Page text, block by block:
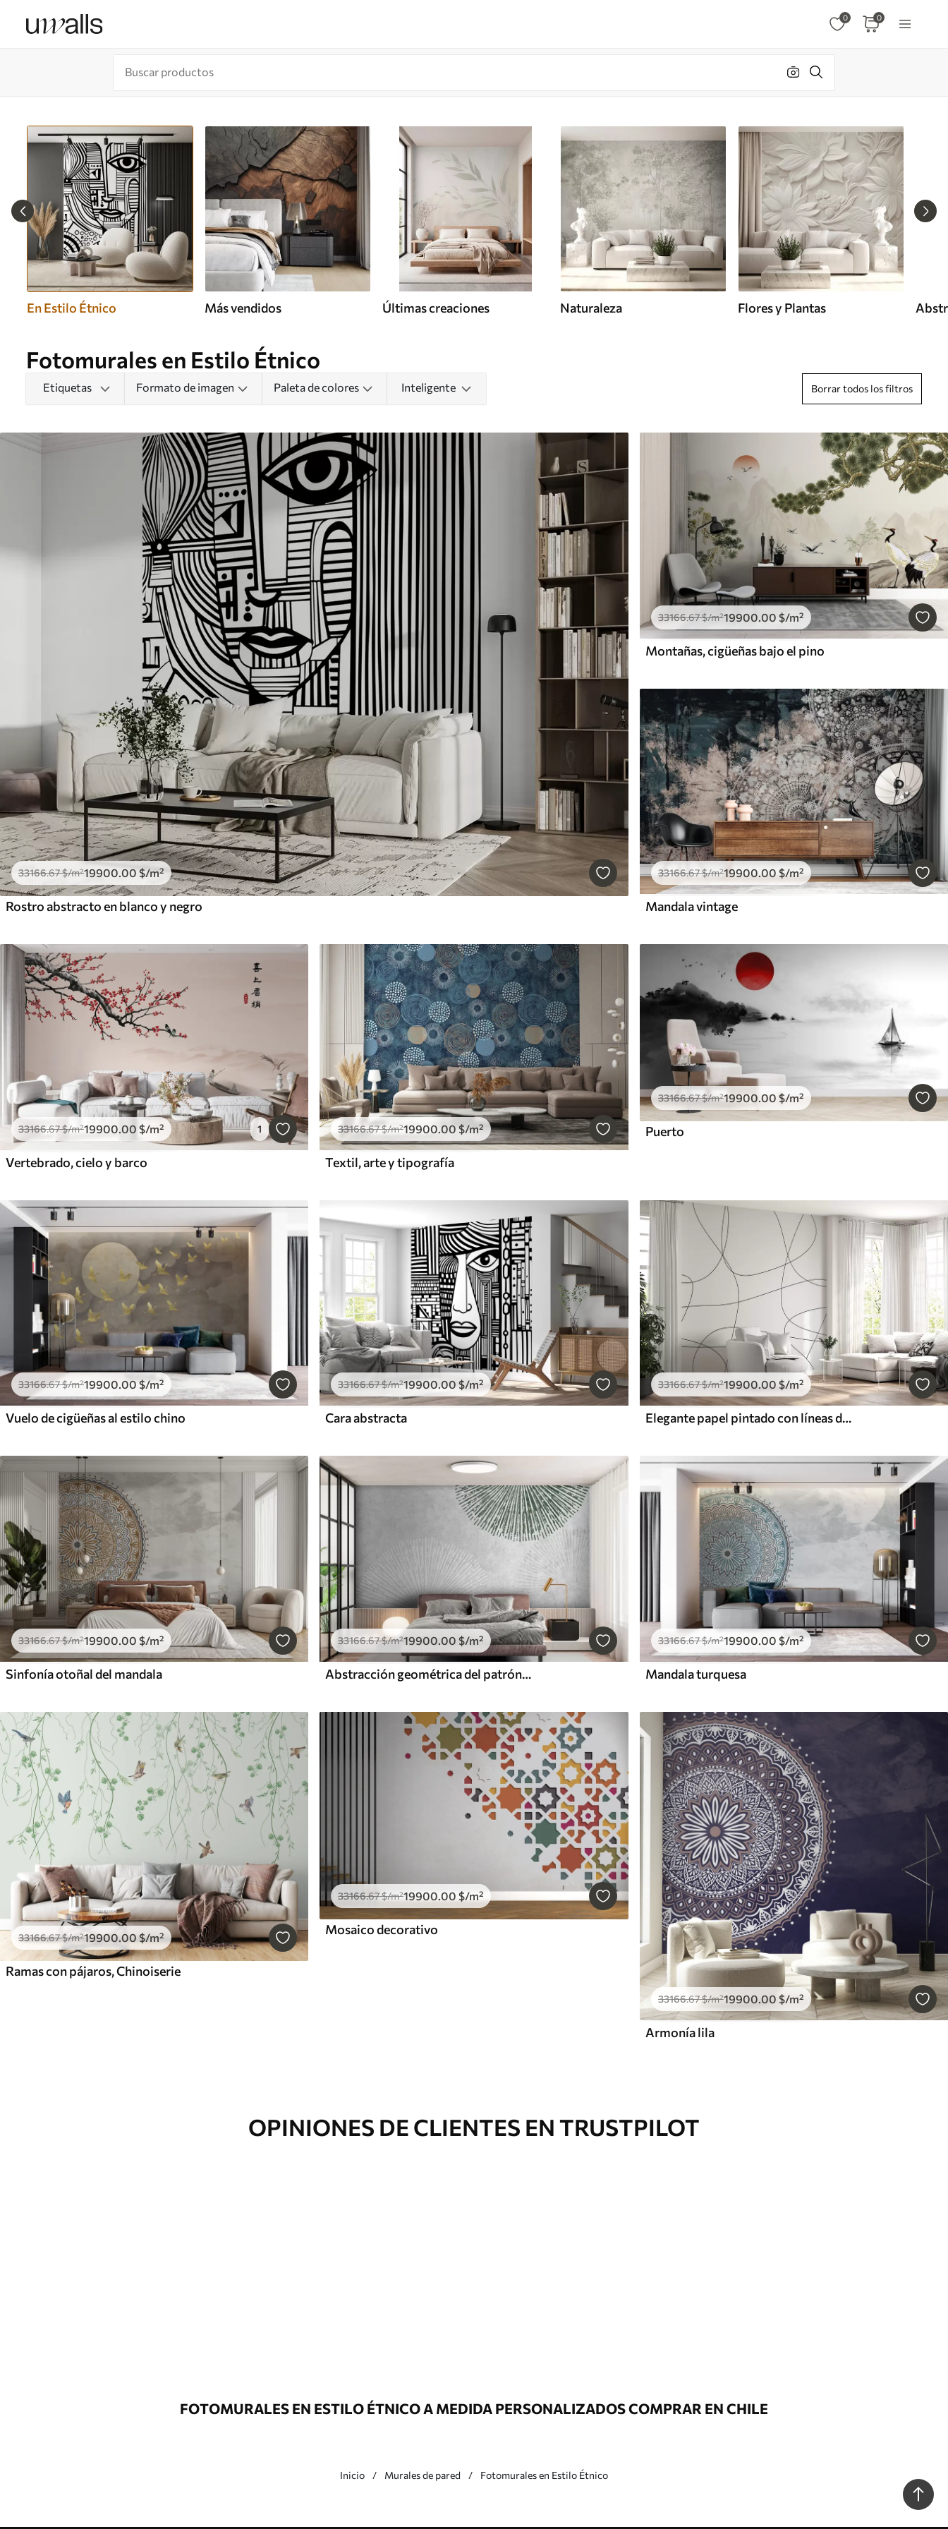
0 0
En Estilo Étnico Más vendidos Últimas creaciones Naturaleza Flores y Plantas
Fotomurales en Estilo Étnico
Etiquetas Formato de imagen Paleta de colores Inteligente Borrar todos los filtros
33166.67$/m²19900.00 $/m²
Rostro abstracto en blanco y negro
33166.67$/m²19900 .00 $/m²
Montañas, cigüeñas bajo el pino
33166.67$/m²19900.00 $/m²
Mandala vintage
33166.67$/m²19900 .00 $/m² 1
Vertebrado, cielo y barco
33166.67$/m²19900 .00 $/m²
Textil, arte y tipografía
33166.67$/m²19900.00 $/m²
Puerto
33166.67$/m²19900.00 $/m²
Vuelo de cigüeñas al estilo chino
33166.67$/m²19900.00 $/m²
Cara abstracta
33166.67$/m²19900.00 $/m²
Elegante papel pintado con líneas de estilo boho
33166.67$/m²19900 .00 $/m²
Sinfonía otoñal del mandala
33166.67$/m²19900 .00 $/m²
Abstracción geométrica del patrón de Japón
33166.67$/m²19900 .00 $/m²
Mandala turquesa
33166.67$/m²19900.00 $/m²
Ramas con pájaros, Chinoiserie
33166.67$/m²19900.00 $/m²
Mosaico decorativo
33166.67$/m²19900.00 $/m²
Armonía lila
OPINIONES DE CLIENTES EN TRUSTPILOT
FOTOMURALES EN ESTILO ÉTNICO A MEDIDA PERSONALIZADOS COMPRAR EN CHILE
Inicio Murales de pared Fotomurales en Estilo Étnico